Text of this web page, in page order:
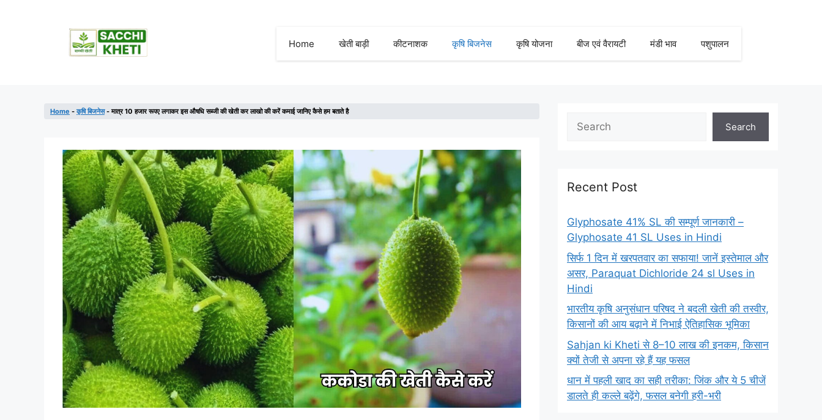
Home खेती बाड़ी कीटनाशक कृषि बिजनेस कृषि योजना बीज एवं वैरायटी मंडी भाव पशुपालन
Home - कृषि बिजनेस-मात्र 10 हजार रूपए लगाकर इस औषधि सब्जी की खेती कर लाखो की करें कमाई जानिए कैसे हम बताते है
Search
Recent Post
Glyphosate 41% SL की सम्पूर्ण जानकारी –
Glyphosate 41 SL Uses in Hindi
सिर्फ 1 दिन में खरपतवार का सफाया! जानें इस्तेमाल और
असर, Paraquat Dichloride 24 sl Uses in
Hindi
भारतीय कृषि अनुसंधान परिषद ने बदली खेती की तस्वीर,
किसानों की आय बढ़ाने में निभाई ऐतिहासिक भूमिका
Sahjan ki Kheti से 8–10 लाख की इनकम, किसान
क्यों तेजी से अपना रहे हैं यह फसल
धान में पहली खाद का सही तरीका: जिंक और ये 5 चीजें
डालते ही कल्ले बढ़ेंगे, फसल बनेगी हरी-भरी